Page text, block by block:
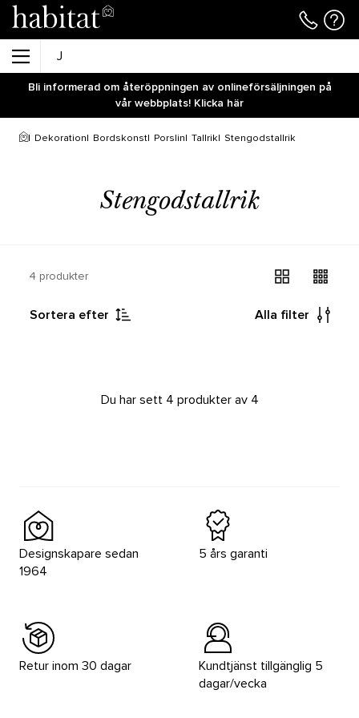
Bli informerad om återöppningen av onlineförsäljningen på
vår webbplats! Klicka här
Dekoration Bordskonst Porslin Tallrik Stengodstallrik
Stengodstallrik
4 produkter
Sortera efter Alla filter
Du har sett 4 produkter av 4
Designskapare sedan
1964
5 års garanti
Retur inom 30 dagar
Kundtjänst tillgänglig 5
dagar/vecka